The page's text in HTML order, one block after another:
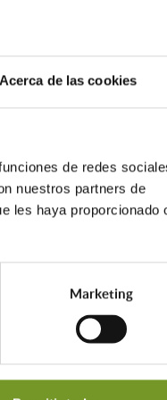
Acerca de las cookies
de redes
nuestros partners de
les haya proporcionado
Marketing
15/10/2026
POR EL
del
Transforma
Según
programas.
Ver en más
Según
información
Del
11/09/2026
POR EL
orden de